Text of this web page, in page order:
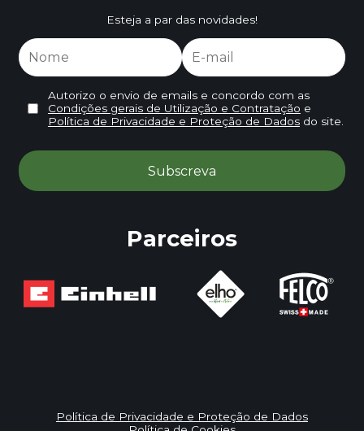
Esteja a par das novidades!
Autorizo o envio de emails e concordo com as
Condições gerais de Utilização e Contratação e
Política de Privacidade e Proteção de Dadosdo site.
Parceiros
Política de Privacidade e Proteção de Dados